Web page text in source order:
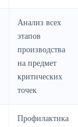
Анализ всех
этапов
производства
на предмет
критических
точек
Профилактика